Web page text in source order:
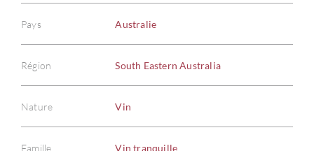
Pays Australie
Région South Eastern Australia
Nature Vin
Famille Vin tranquille